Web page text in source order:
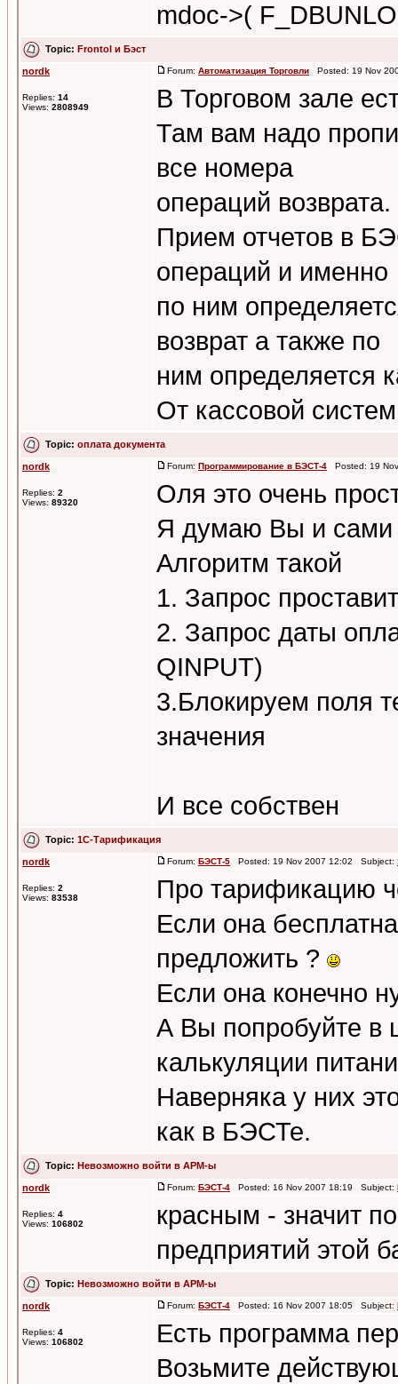
mdoc->(
Topic: Frontol и Бэст
nordk
Replies: 14
Views: 2808949
Forum: Автоматизация Торговли Posted: 19 Nov
В Торговом зале
Там вам надо
все номера
операций возврата.
Прием отчетов в
операций и именно
по ним
возврат а также по
ним определяется
От кассовой
Topic: оплата документа
nordk
Replies: 2
Views: 89320
Forum: Программирование в БЭСТ-4 Posted: 19
Оля это очень
Я думаю Вы и сами
Алгоритм такой
1. Запрос
2. Запрос даты
QINPUT)
3.Блокируем поля
значения
И все собствен
Topic: 1C-Тарификация
nordk
Replies: 2
Views: 83538
Forum: БЭСТ-5 Posted: 19 Nov 2007 12:02 Subject:
Про тарификацию
Если она
предложить ?
Если она конечно
А Вы попробуйте в
калькуляции
Наверняка у них
как в БЭСТе.
Topic: Невозможно войти в АРМ-ы
nordk
Replies: 4
Views: 106802
Forum: БЭСТ-4 Posted: 16 Nov 2007 18:19 Subject:
красным - значит
предприятий этой
Topic: Невозможно войти в АРМ-ы
nordk
Replies: 4
Views: 106802
Forum: БЭСТ-4 Posted: 16 Nov 2007 18:05 Subject:
Есть программа
Возьмите